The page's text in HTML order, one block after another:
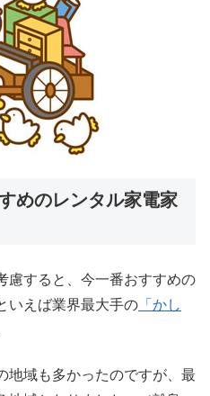
めのレンタル家電家
慮すると、今一番おすすめの
いえば業界最大手の 「かし
地域も多かったのですが、最